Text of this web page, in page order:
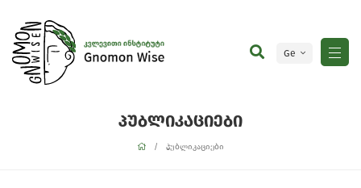
Ge
პუბლიკაციები
პუბლიკაციები